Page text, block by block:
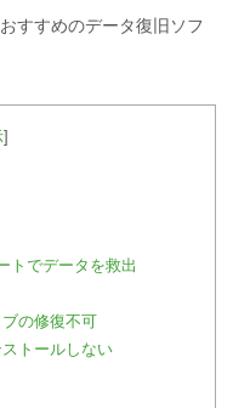
すすめのデータ復旧ソフ
]
トでデータを救出
の修復不可
トールしない